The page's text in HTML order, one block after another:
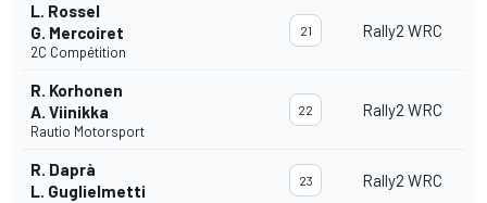
L. Rossel
G. Mercoiret
2C Compétition
21 Rally2 WRC
R. Korhonen
A. Viinikka
Rautio Motorsport
22 Rally2 WRC
R. Daprà
L. Guglielmetti
23 Rally2 WRC